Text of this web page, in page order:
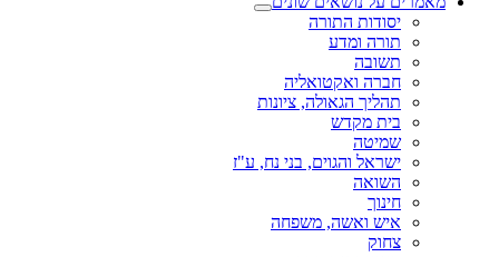
יסודות התורה
תורה ומדע
תשובה
חברה ואקטואליה
תהליך הגאולה, ציונות
בית מקדש
שמיטה
ישראל והגוים, בני נח, ע"ז
השואה
חינוך
איש ואשה, משפחה
צחוק